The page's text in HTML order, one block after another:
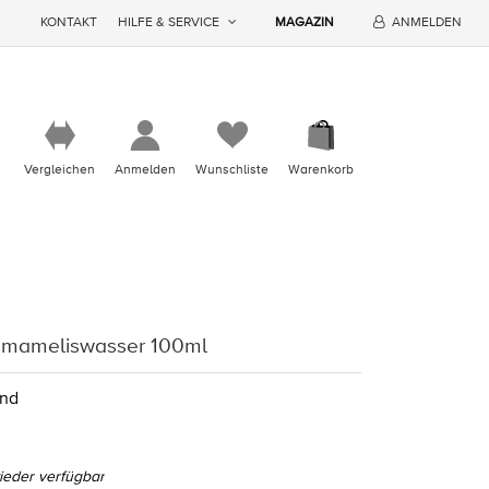
KONTAKT HILFE & SERVICE MAGAZIN ANMELDEN
Vergleichen Anmelden Wunschliste Warenkorb
100ml
verfügbar